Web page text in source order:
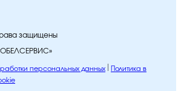
защищены
персональных данных
Политика в